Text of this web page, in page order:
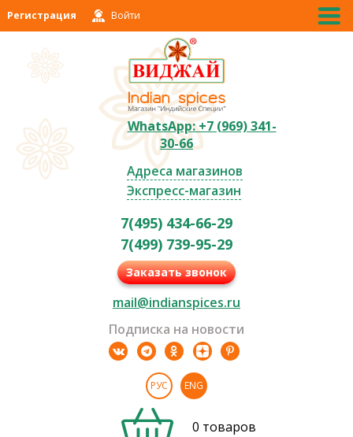
Регистрация Войти
WhatsApp: +7 (969) 341-
30-66
Адреса магазинов
Экспресс-магазин
7(495) 434-66-29
7(499) 739-95-29
Заказать звонок
mail@indianspices.ru
Подписка на новости
РУС ENG
0 товаров